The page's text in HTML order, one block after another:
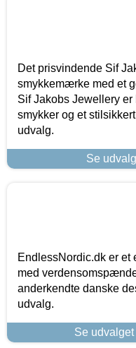
Det prisvindende Sif
smykkemærke med et
Sif Jakobs Jewellery
smykker og et
udvalg.
Se
EndlessNordic.dk er et
med
anderkendte danske
udvalg.
Se